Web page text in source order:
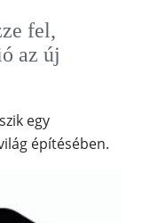
fel,
az új
egy
építésében.